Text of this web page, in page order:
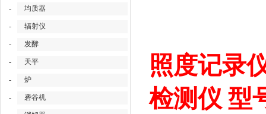
- 均质器
- 辐射仪
- 发酵
- 天平
- 炉
- 砻谷机
照度记录
检测仪 型